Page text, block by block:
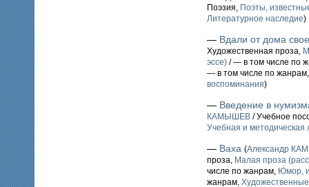
Поэзия, Поэты,
Литературное наследие)
— Вдали от дома
Художественная проза,
эссе) / — в том числе по
— в том числе по
воспоминания)
— Введение в
КАМЫШЕВ / Учебное
Учебная и методическая
— Ваха (Александр
проза, Малая проза
числе по жанрам, Юмор,
жанрам,